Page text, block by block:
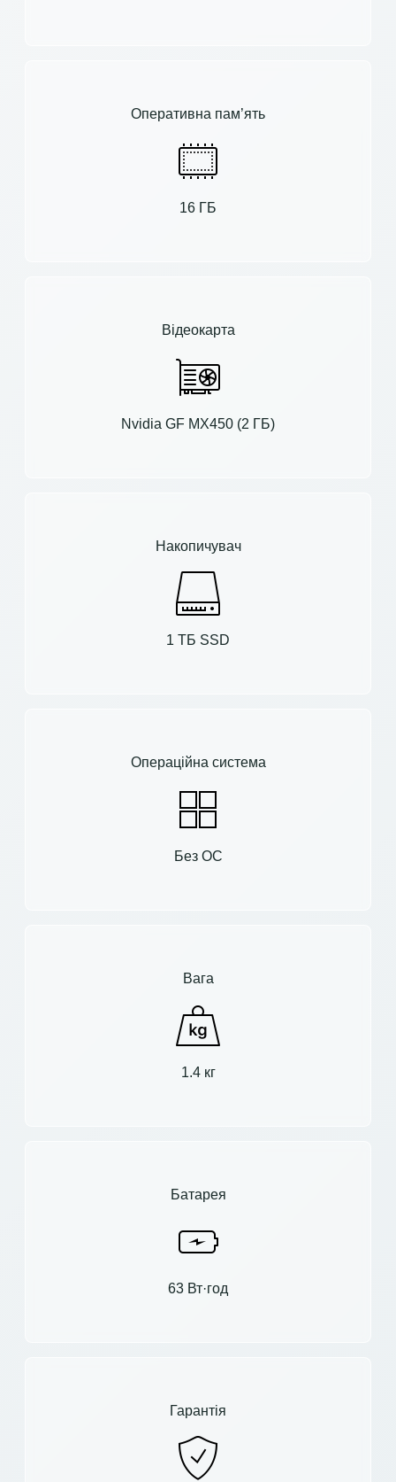
Оперативна пам’ять
16 ГБ
Відеокарта
Nvidia GF MX450 (2 ГБ)
Накопичувач
1 ТБ SSD
Операційна система
Без ОС
Вага
1.4 кг
Батарея
63 Вт·год
Гарантія